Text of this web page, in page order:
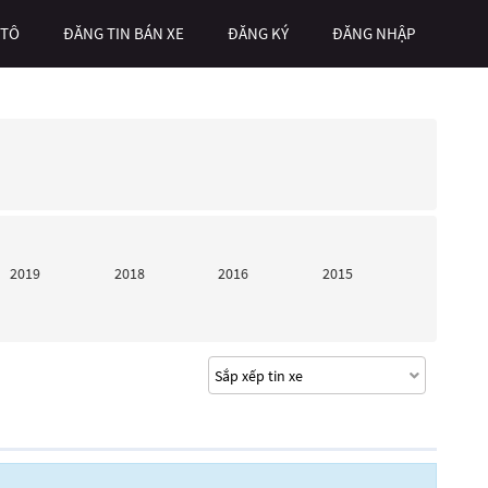
ĐĂNG TIN BÁN XE ĐĂNG KÝ ĐĂNG NHẬP
2019 2018 2016 2015